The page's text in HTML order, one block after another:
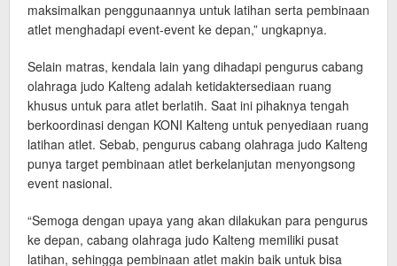
maksimalkan penggunaannya untuk latihan serta pembinaan
atlet menghadapi event-event ke depan,” ungkapnya.
Selain matras, kendala lain yang dihadapi pengurus cabang
olahraga judo Kalteng adalah ketidaktersediaan ruang
khusus untuk para atlet berlatih. Saat ini pihaknya tengah
berkoordinasi dengan KONI Kalteng untuk penyediaan ruang
latihan atlet. Sebab, pengurus cabang olahraga judo Kalteng
punya target pembinaan atlet berkelanjutan menyongsong
event nasional.
“Semoga dengan upaya yang akan dilakukan para pengurus
ke depan, cabang olahraga judo Kalteng memiliki pusat
latihan, sehingga pembinaan atlet makin baik untuk bisa